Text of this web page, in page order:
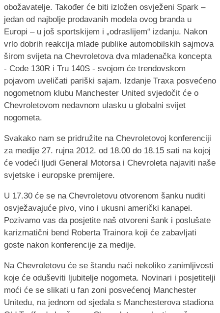
obožavatelje. Također će biti izložen osvježeni Spark –
jedan od najbolje prodavanih modela ovog branda u
Europi – u još sportskijem i „odraslijem“ izdanju. Nakon
vrlo dobrih reakcija mlade publike automobilskih sajmova
širom svijeta na Chevroletova dva mladenačka koncepta
- Code 130R i Tru 140S - svojom će trendovskom
pojavom uveličati pariški sajam. Izdanje Traxa posvećeno
nogometnom klubu Manchester United svjedočit će o
Chevroletovom nedavnom ulasku u globalni svijet
nogometa.
Svakako nam se pridružite na Chevroletovoj konferenciji
za medije 27. rujna 2012. od 18.00 do 18.15 sati na kojoj
će vodeći ljudi General Motorsa i Chevroleta najaviti naše
svjetske i europske premijere.
U 17.30 će se na Chevroletovu otvorenom šanku nuditi
osvježavajuće pivo, vino i ukusni američki kanapei.
Pozivamo vas da posjetite naš otvoreni šank i poslušate
karizmatični bend Roberta Trainora koji će zabavljati
goste nakon konferencije za medije.
Na Chevroletovu će se štandu naći nekoliko zanimljivosti
koje će oduševiti ljubitelje nogometa. Novinari i posjetitelji
moći će se slikati u fan zoni posvećenoj Manchester
Unitedu, na jednom od sjedala s Manchesterova stadiona